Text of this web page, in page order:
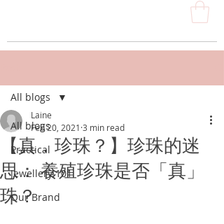
All blogs
Practical
Jewellery 101
Our Brand
All blogs
【真．珍珠？】珍珠的迷
思： 養殖珍珠是否「真」
珠？
Laine
Feb 20, 2021 3 min read